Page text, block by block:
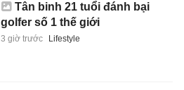
Tân binh 21 tuổi đánh bại
golfer số 1 thế giới
3 giờ trước Lifestyle